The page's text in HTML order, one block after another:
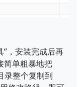
”，安装完成后再
简单粗暴地把
录整个复制到